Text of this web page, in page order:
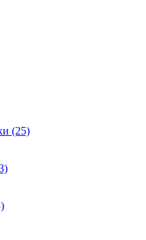
(25)